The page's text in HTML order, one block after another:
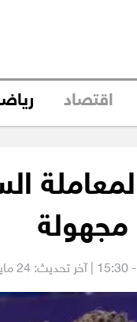
اقتصاد
| آخر تحديث: 24 مايو 2023 - 14:58